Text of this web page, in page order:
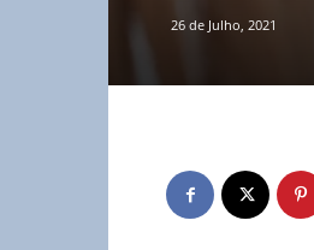
26 de Julho, 2021